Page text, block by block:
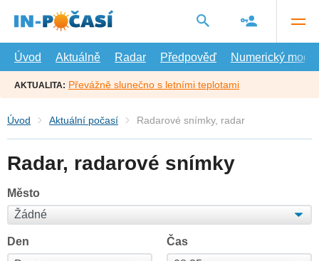
hlavní
Úvod
Aktuálně Radar Předpověď Numerický model
AKTUALITA: Převážně slunečno s letními teplotami
Úvod Aktuální počasí Radarové snímky, radar
Radar, radarové snímky
Město
Den Čas